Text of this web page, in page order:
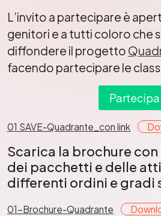
L’invito a partecipare è
genitori e a tutti coloro che
diffondere il progetto
facendo partecipare le
Partecipa
01 SAVE-Quadrante_con link
Scarica la brochure
dei pacchetti e delle
differenti ordini e gradi
01-Brochure-Quadrante